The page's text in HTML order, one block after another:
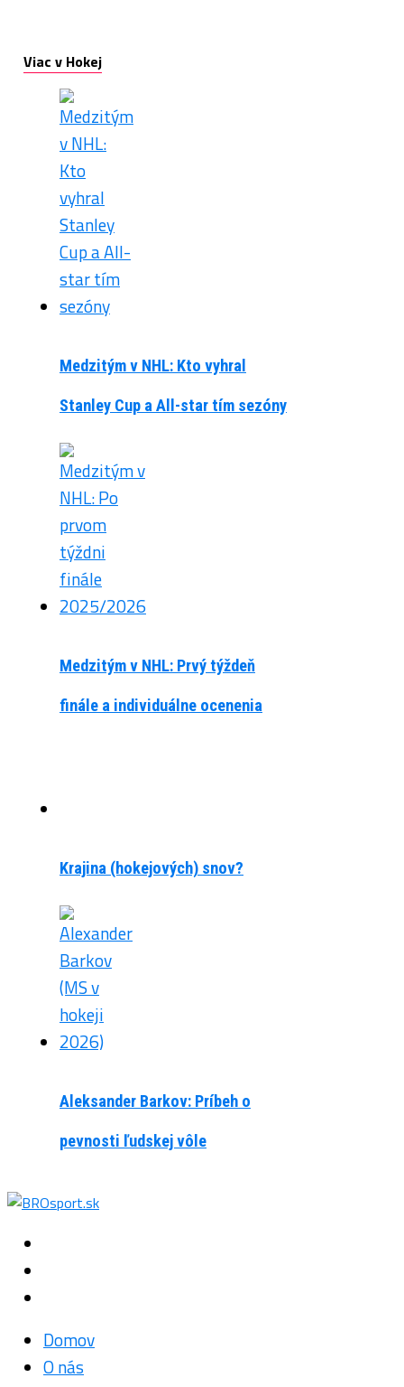
Viac v Hokej
Medzitým v NHL: Kto vyhral
Stanley Cup a All-star tím sezóny
Medzitým v NHL: Prvý týždeň
finále a individuálne ocenenia
Krajina (hokejových) snov?
Aleksander Barkov: Príbeh o
pevnosti ľudskej vôle
Domov
O nás